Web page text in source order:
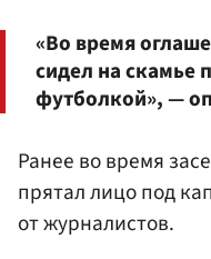
«Во время
сидел на скамье
футболкой», —
Ранее во время
прятал лицо под
от журналистов.